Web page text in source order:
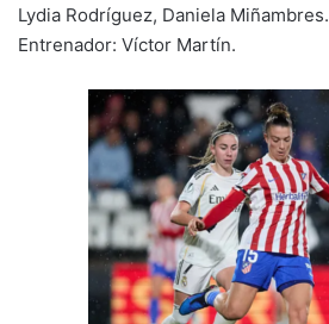
Lydia Rodríguez, Daniela Miñambres.
Entrenador: Víctor Martín.